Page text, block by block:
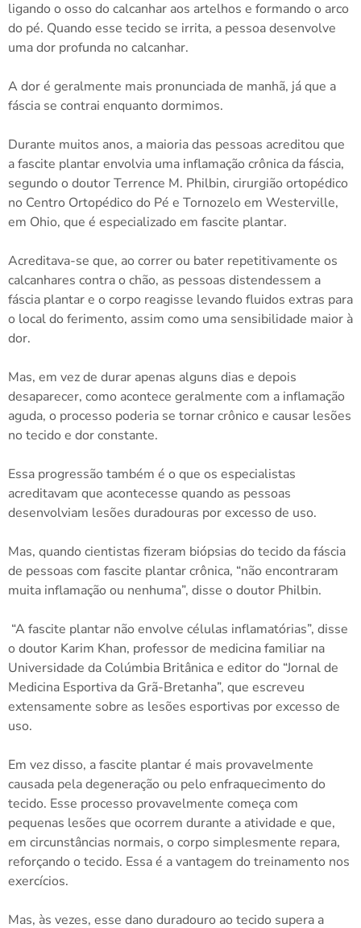
ligando o osso do calcanhar aos artelhos e formando o arco
do pé. Quando esse tecido se irrita, a pessoa desenvolve
uma dor profunda no calcanhar.
A dor é geralmente mais pronunciada de manhã, já que a
fáscia se contrai enquanto dormimos.
Durante muitos anos, a maioria das pessoas acreditou que
a fascite plantar envolvia uma inflamação crônica da fáscia,
segundo o doutor Terrence M. Philbin, cirurgião ortopédico
no Centro Ortopédico do Pé e Tornozelo em Westerville,
em Ohio, que é especializado em fascite plantar.
Acreditava-se que, ao correr ou bater repetitivamente os
calcanhares contra o chão, as pessoas distendessem a
fáscia plantar e o corpo reagisse levando fluidos extras para
o local do ferimento, assim como uma sensibilidade maior à
dor.
Mas, em vez de durar apenas alguns dias e depois
desaparecer, como acontece geralmente com a inflamação
aguda, o processo poderia se tornar crônico e causar lesões
no tecido e dor constante.
Essa progressão também é o que os especialistas
acreditavam que acontecesse quando as pessoas
desenvolviam lesões duradouras por excesso de uso.
Mas, quando cientistas fizeram biópsias do tecido da fáscia
de pessoas com fascite plantar crônica, “não encontraram
muita inflamação ou nenhuma”, disse o doutor Philbin.
“A fascite plantar não envolve células inflamatórias”, disse
o doutor Karim Khan, professor de medicina familiar na
Universidade da Colúmbia Britânica e editor do “Jornal de
Medicina Esportiva da Grã-Bretanha”, que escreveu
extensamente sobre as lesões esportivas por excesso de
uso.
Em vez disso, a fascite plantar é mais provavelmente
causada pela degeneração ou pelo enfraquecimento do
tecido. Esse processo provavelmente começa com
pequenas lesões que ocorrem durante a atividade e que,
em circunstâncias normais, o corpo simplesmente repara,
reforçando o tecido. Essa é a vantagem do treinamento nos
exercícios.
Mas, às vezes, esse dano duradouro ao tecido supera a